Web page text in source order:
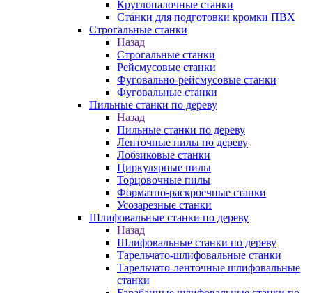
Круглопалочные станки
Станки для подготовки кромки ПВХ
Строгальные станки
Назад
Строгальные станки
Рейсмусовые станки
Фуговально-рейсмусовые станки
Фуговальные станки
Пильные станки по дереву
Назад
Пильные станки по дереву
Ленточные пилы по дереву
Лобзиковые станки
Циркулярные пилы
Торцовочные пилы
Форматно-раскроечные станки
Усозарезные станки
Шлифовальные станки по дереву
Назад
Шлифовальные станки по дереву
Тарельчато-шлифовальные станки
Тарельчато-ленточные шлифовальные
станки